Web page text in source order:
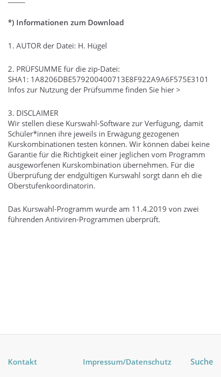
*) Informationen zum Download
1. AUTOR der Datei: H. Hügel
2. PRÜFSUMME für die zip-Datei:
SHA1: 1A8206DBE579200400713E8F922A9A6F575E3101
Infos zur Nutzung der Prüfsumme finden Sie hier >
3. DISCLAIMER
Wir stellen diese Kurswahl-Software zur Verfügung, damit
Schüler*innen ihre jeweils in Erwägung gezogenen
Kurskombinationen testen können. Wir können dabei keine
Garantie für die Richtigkeit einer jeglichen vom Programm
ausgeworfenen Kurskombination übernehmen. Für die
Überprüfung der endgültigen Kurswahl sorgt dann eh die
Oberstufenkoordinatorin.
Das Kurswahl-Programm wurde am 11.4.2019 von zwei
führenden Antiviren-Programmen überprüft.
Kontakt Impressum/Datenschutz Suche